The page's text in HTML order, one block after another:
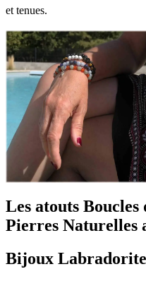
et tenues.
Les atouts Boucles
Pierres Naturelles
Bijoux Labradorite